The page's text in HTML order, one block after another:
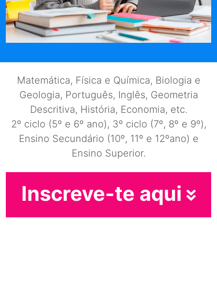
Matemática, Física e Química, Biologia e
Geologia, Português, Inglês, Geometria
Descritiva, História, Economia, etc.
2º ciclo (5º e 6º ano), 3º ciclo (7º, 8º e 9º),
Ensino Secundário (10º, 11º e 12ºano) e
Ensino Superior.
Inscreve-te aqui